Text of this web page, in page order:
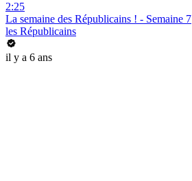
2:25
La semaine des Républicains ! - Semaine 7
les Républicains
il y a 6 ans